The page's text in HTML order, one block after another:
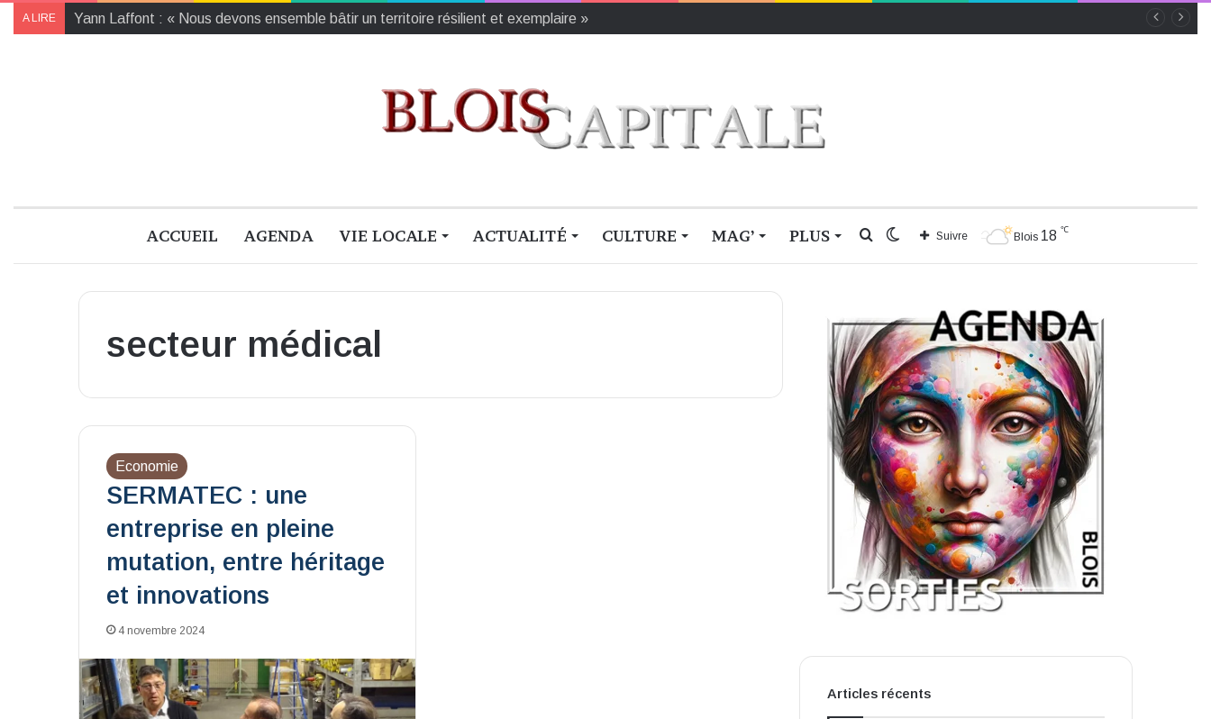
A LIRE Yann Laffont : « Nous devons ensemble bâtir un territoire résilient et exemplaire »
ACCUEIL AGENDA VIE LOCALE ACTUALITÉ CULTURE MAG’ PLUS Blois 18 ℃
Suivre
Switch
Rechercher
secteur médical
Economie
SERMATEC : une
entreprise en pleine
mutation, entre héritage
et innovations
4 novembre 2024
Articles récents